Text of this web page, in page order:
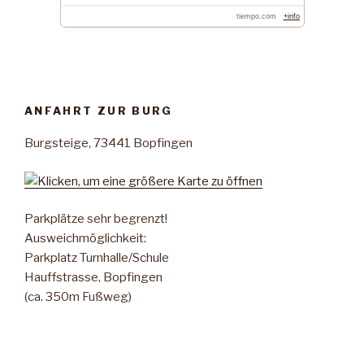
tiempo.com +info
ANFAHRT ZUR BURG
Burgsteige, 73441 Bopfingen
Parkplätze sehr begrenzt!
Ausweichmöglichkeit:
Parkplatz Turnhalle/Schule
Hauffstrasse, Bopfingen
(ca. 350m Fußweg)